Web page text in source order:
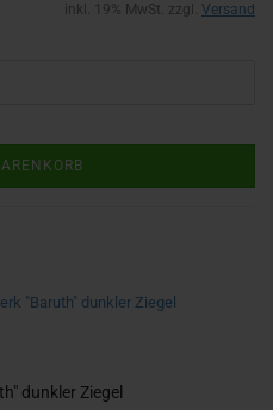
inkl. 19% MwSt. zzgl. Versand
dunk­ler Zie­gel